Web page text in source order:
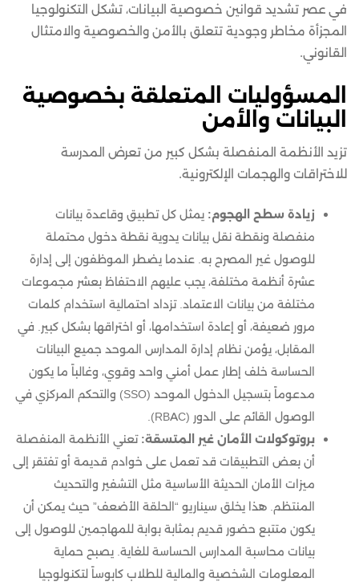
في عصر تشديد قوانين خصوصية البيانات، تشكل التكنولوجيا
المجزأة مخاطر وجودية تتعلق بالأمن والخصوصية والامتثال
القانوني.
المسؤوليات المتعلقة بخصوصية
البيانات والأمن
تزيد الأنظمة المنفصلة بشكل كبير من تعرض المدرسة
للاختراقات والهجمات الإلكترونية.
زيادة سطح الهجوم: يمثل كل تطبيق وقاعدة بيانات
منفصلة ونقطة نقل بيانات يدوية نقطة دخول محتملة
للوصول غير المصرح به. عندما يضطر الموظفون إلى إدارة
عشرة أنظمة مختلفة، يجب عليهم الاحتفاظ بعشر مجموعات
مختلفة من بيانات الاعتماد. تزداد احتمالية استخدام كلمات
مرور ضعيفة، أو إعادة استخدامها، أو اختراقها بشكل كبير. في
المقابل، يؤمن نظام إدارة المدارس الموحد جميع البيانات
الحساسة خلف إطار عمل أمني واحد وقوي، وغالباً ما يكون
مدعوماً بتسجيل الدخول الموحد (SSO) والتحكم المركزي في
الوصول القائم على الدور (RBAC).
بروتوكولات الأمان غير المتسقة: تعني الأنظمة المنفصلة
أن بعض التطبيقات قد تعمل على خوادم قديمة أو تفتقر إلى
ميزات الأمان الحديثة الأساسية مثل التشفير والتحديث
المنتظم. هذا يخلق سيناريو “الحلقة الأضعف” حيث يمكن أن
يكون متتبع حضور قديم بمثابة بوابة للمهاجمين للوصول إلى
بيانات محاسبة المدارس الحساسة للغاية. يصبح حماية
المعلومات الشخصية والمالية للطلاب كابوساً لتكنولوجيا